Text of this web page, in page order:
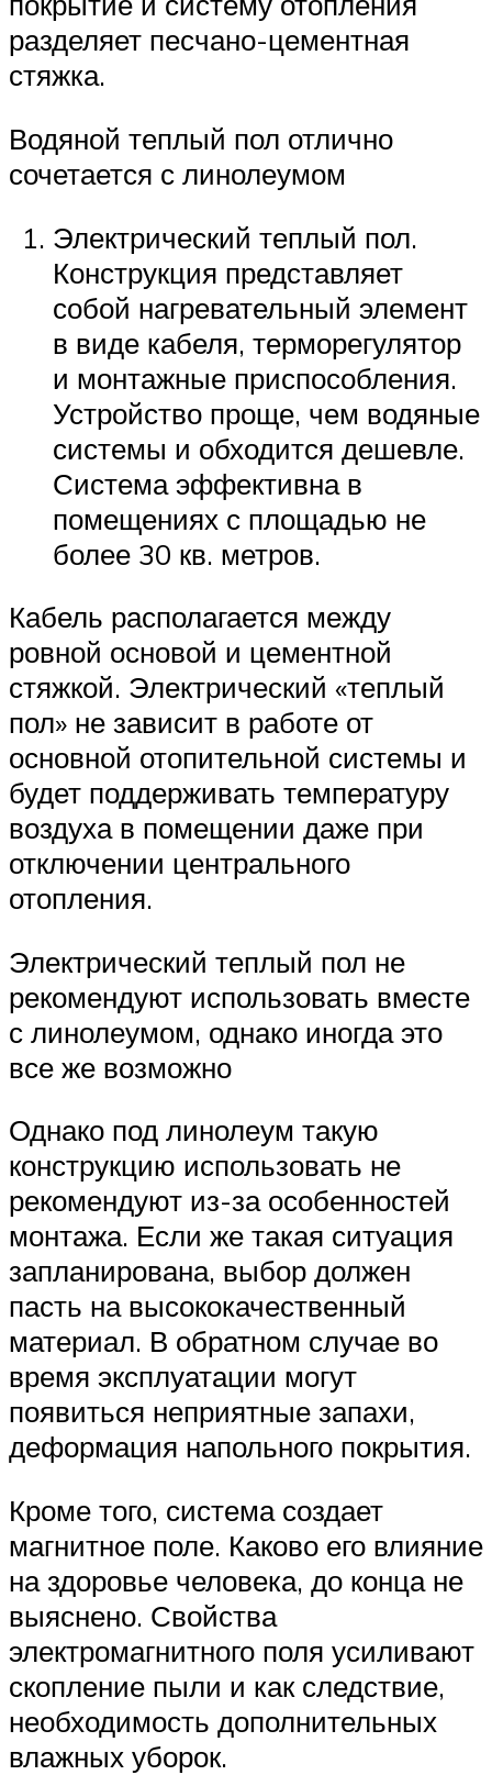
разделяет песчано-цементная
стяжка.
Водяной теплый пол отлично
сочетается с линолеумом
Электрический теплый пол.
Конструкция представляет
собой нагревательный элемент
в виде кабеля, терморегулятор
и монтажные приспособления.
Устройство проще, чем водяные
системы и обходится дешевле.
Система эффективна в
помещениях с площадью не
более 30 кв. метров.
Кабель располагается между
ровной основой и цементной
стяжкой. Электрический «теплый
пол» не зависит в работе от
основной отопительной системы и
будет поддерживать температуру
воздуха в помещении даже при
отключении центрального
отопления.
Электрический теплый пол не
рекомендуют использовать вместе
с линолеумом, однако иногда это
все же возможно
Однако под линолеум такую
конструкцию использовать не
рекомендуют из-за особенностей
монтажа. Если же такая ситуация
запланирована, выбор должен
пасть на высококачественный
материал. В обратном случае во
время эксплуатации могут
появиться неприятные запахи,
деформация напольного покрытия.
Кроме того, система создает
магнитное поле. Каково его влияние
на здоровье человека, до конца не
выяснено. Свойства
электромагнитного поля усиливают
скопление пыли и как следствие,
необходимость дополнительных
влажных уборок.